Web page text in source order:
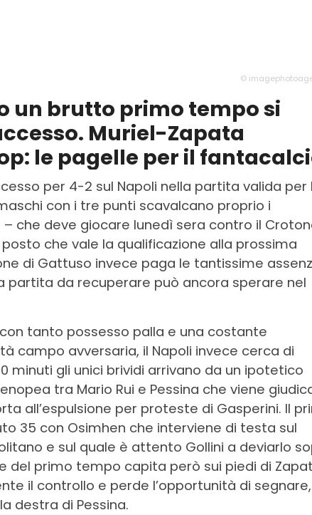
©
un brutto primo tempo si
Muriel-Zapata
le pagelle per il
per 4-2 sul Napoli nella partita valida per
con i tre punti scavalcano proprio i
che deve giocare lunedì sera contro il
che vale la qualificazione alla prossima
di Gattuso invece paga le tantissime
partita da recuperare può ancora sperare nel
tanto possesso palla e una costante
campo avversaria, il Napoli invece cerca di
minuti gli unici brividi arrivano da un ipotetico
tra Mario Rui e Pessina che viene
all’espulsione per proteste di Gasperini. Il
35 con Osimhen che interviene di testa sul
e sul quale è attento Gollini a deviarlo
del primo tempo capita però sui piedi di
il controllo e perde l’opportunità di segnare,
destra di Pessina.